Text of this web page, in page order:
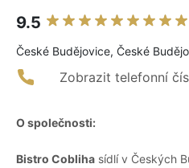
9.5
České Budějovice, České
Zobrazit telefonní
O společnosti:
Bistro Cobliha sídlí v Českých